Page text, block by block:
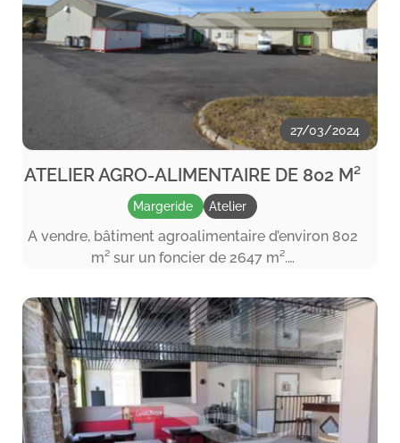
27/03/2024
ATELIER AGRO-ALIMENTAIRE DE 802 M²
Margeride Atelier
A vendre, bâtiment agroalimentaire d’environ 802
m² sur un foncier de 2647 m².…